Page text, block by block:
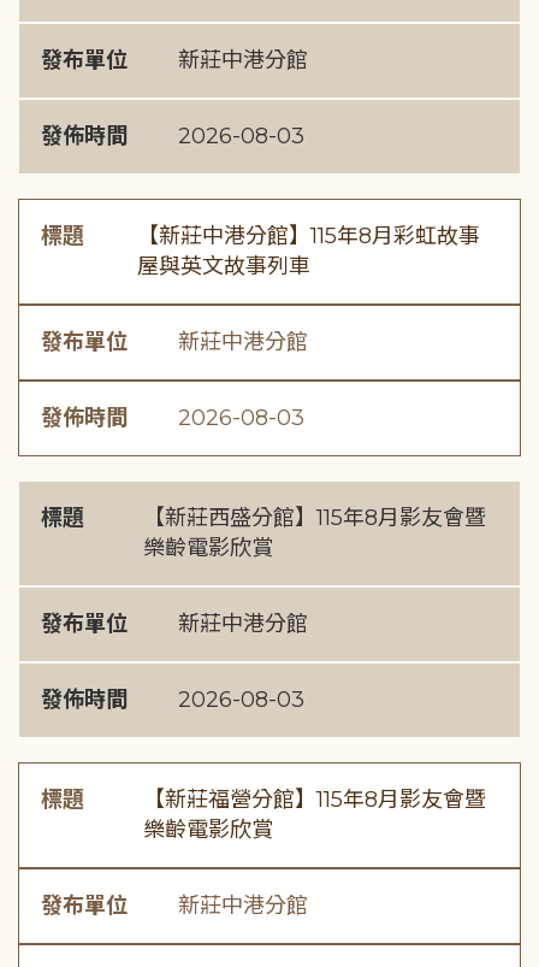
發布單位 新莊中港分館
發佈時間 2026-08-03
標題
【新莊中港分館】115年8月彩虹故事
屋與英文故事列車
發布單位 新莊中港分館
發佈時間 2026-08-03
標題
【新莊西盛分館】115年8月影友會暨
樂齡電影欣賞
發布單位 新莊中港分館
發佈時間 2026-08-03
標題
【新莊福營分館】115年8月影友會暨
樂齡電影欣賞
發布單位 新莊中港分館